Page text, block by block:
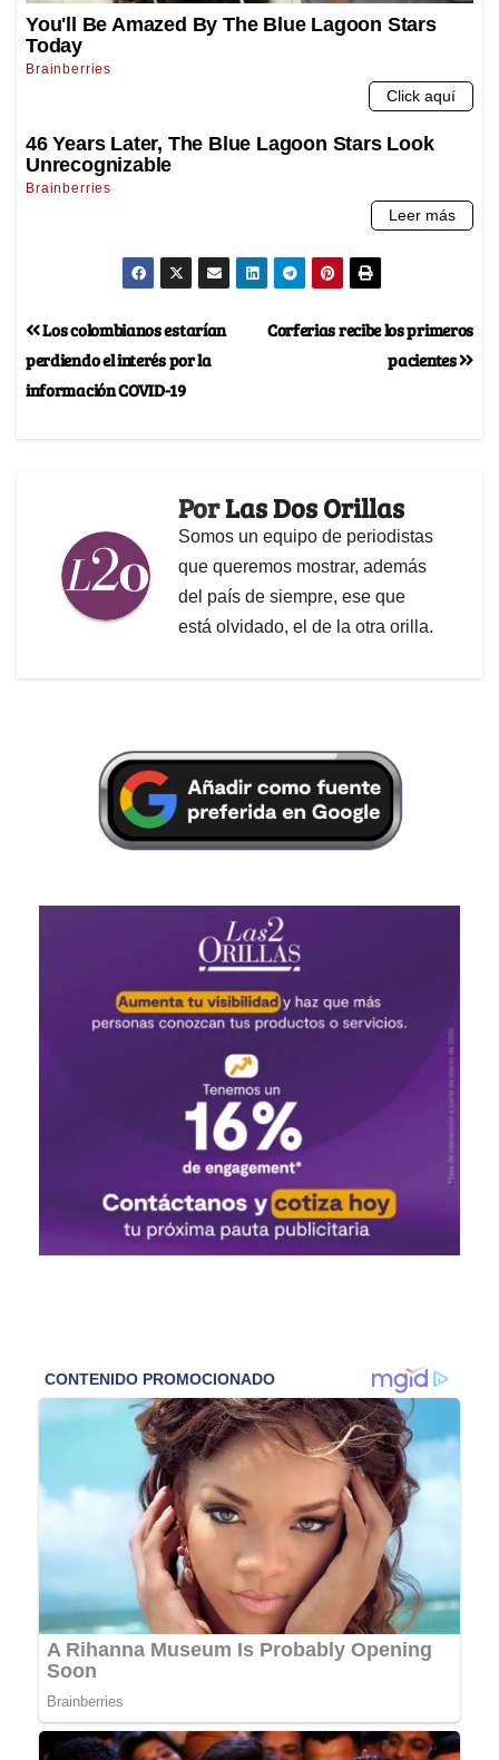
Corferias recibe los primeros
pacientes
Los colombianos estarían
perdiendo el interés por la
información COVID-19
PorLas Dos Orillas
Somos un equipo de periodistas
que queremos mostrar, además
del país de siempre, ese que
está olvidado, el de la otra orilla.